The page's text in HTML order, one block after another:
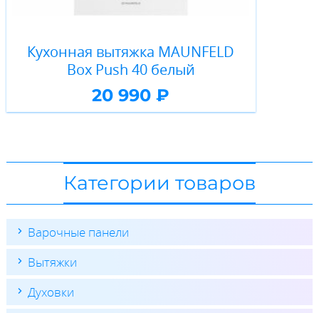
Кухонная вытяжка MAUNFELD
Box Push 40 белый
20 990 ₽
Категории товаров
Варочные панели
Вытяжки
Духовки